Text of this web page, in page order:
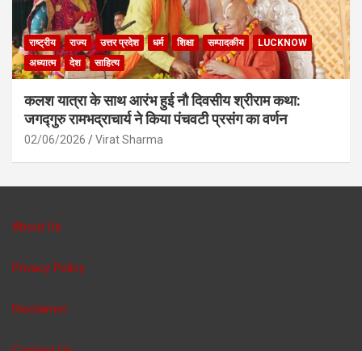
राष्ट्रीय राज्य उत्तर प्रदेश धर्म शिक्षा सम्पादकीय
LUCKNOW
अध्यात्म
देश साहित्य
कलश यात्रा के साथ आरंभ हुई नौ दिवसीय श्रीराम कथा:
जगद्गुरु रामभद्राचार्य ने किया पंचवटी प्रसंग का वर्णन
02/06/2026 Virat Sharma
About Us
Privacy Policy
Disclaimer